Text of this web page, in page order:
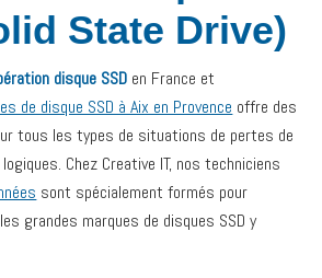
State Drive)
disque SSD en France et
de disque SSD à Aix en Provence offre des
tous les types de situations de pertes de
Chez Creative IT, nos techniciens
sont spécialement formés pour
grandes marques de disques SSD y